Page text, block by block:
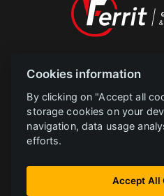
POLAR televize
Copyright
PROJEKT FERRIT s.r.o.
CZ.31.2.0/0.0/0.0/22_014/
Instalace FVE bez akumulace
Cookies information
By clicking on "Accept all
storage cookies on your
navigation, data usage
efforts.
Accept All